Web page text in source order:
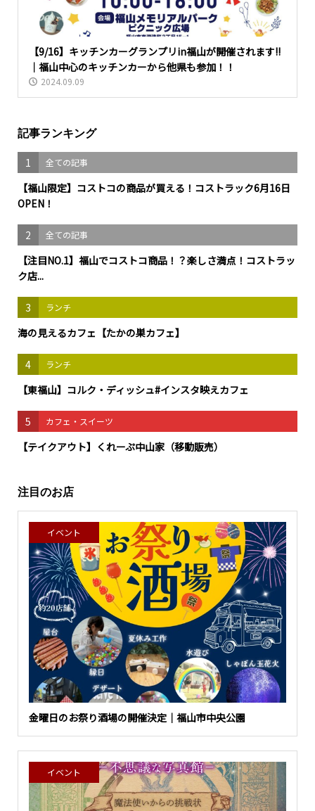
【9/16】キッチンカーグランプリin福山が開催されます!!
｜福山中心のキッチンカーから他県も参加！！
2024.09.09
記事ランキング
1 全ての記事
【福山限定】コストコの商品が買える！コストラック6月16日
OPEN！
2 全ての記事
【注目NO.1】福山でコストコ商品！？楽しさ満点！コストラッ
ク店...
3 ランチ
海の見えるカフェ【たかの巣カフェ】
4 ランチ
【東福山】コルク・ディッシュ#インスタ映えカフェ
5 カフェ・スイーツ
【テイクアウト】くれーぷ中山家（移動販売）
注目のお店
イベント
金曜日のお祭り酒場の開催決定｜福山市中央公園
イベント